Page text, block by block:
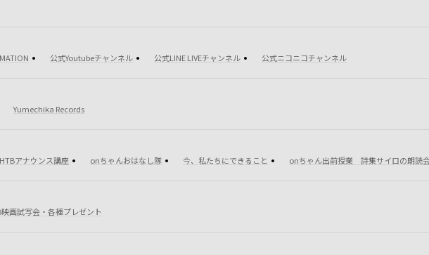
公式Youtubeチャンネル 公式LINE LIVEチャンネル 公式ニコニコチャンネル
Yumechika Records
HTBアナウンス講座 onちゃんおはなし隊 今、私たちにできること onちゃん出前授業 詩集サイロの朗読
画試写会・各種プレゼント